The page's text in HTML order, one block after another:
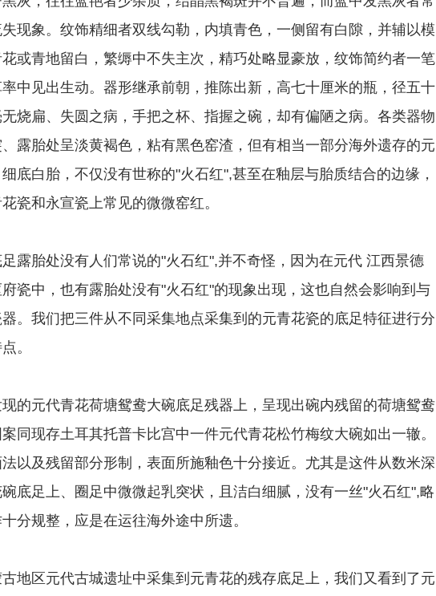
现象。纹饰精细者双线勾勒，内填青色，一侧留有白隙，并辅以模
或青地留白，繁缛中不失主次，精巧处略显豪放，纹饰简约者一笔
中见出生动。器形继承前朝，推陈出新，高七十厘米的瓶，径五十
烧扁、失圆之病，手把之杯、指握之碗，却有偏陋之病。各类器物
露胎处呈淡黄褐色，粘有黑色窑渣，但有相当一部分海外遗存的元
底白胎，不仅没有世称的"火石红",甚至在釉层与胎质结合的边缘，
瓷和永宣瓷上常见的微微窑红。
胎处没有人们常说的"火石红",并不奇怪，因为在元代 江西景德
瓷中，也有露胎处没有"火石红"的现象出现，这也自然会影响到与
。我们把三件从不同采集地点采集到的元青花瓷的底足特征进行分
。
元代青花荷塘鸳鸯大碗底足残器上，呈现出碗内残留的荷塘鸳鸯
同现存土耳其托普卡比宫中一件元代青花松竹梅纹大碗如出一辙。
以及残留部分形制，表面所施釉色十分接近。尤其是这件从数米深
底足上、圈足中微微起乳突状，且洁白细腻，没有一丝"火石红",略
分规整，应是在运往海外途中所遗。
区元代古城遗址中采集到元青花的残存底足上，我们又看到了元